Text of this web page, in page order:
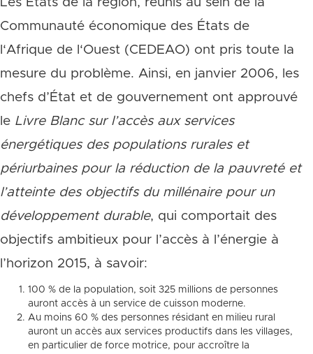
Communauté économique des États de
l‘Afrique de l‘Ouest (CEDEAO) ont pris toute la
mesure du problème. Ainsi, en janvier 2006, les
chefs d’État et de gouvernement ont approuvé
le Livre Blanc sur l’accès aux services
énergétiques des populations rurales et
périurbaines pour la réduction de la pauvreté et
l’atteinte des objectifs du millénaire pour un
développement durable, qui comportait des
objectifs ambitieux pour l’accès à l’énergie à
l’horizon 2015, à savoir:
100 % de la population, soit 325 millions de personnes
auront accès à un service de cuisson moderne.
Au moins 60 % des personnes résidant en milieu rural
auront un accès aux services productifs dans les villages,
en particulier de force motrice, pour accroître la